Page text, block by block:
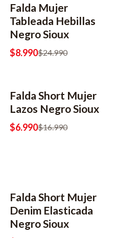
-64% OFF
Falda Mujer
Tableada Hebillas
Negro Sioux
$8.990$24.990
-59% OFF
Falda Short Mujer
Lazos Negro Sioux
$6.990$16.990
-64% OFF
Falda Short Mujer
Denim Elasticada
Negro Sioux